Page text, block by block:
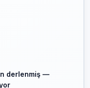
derlenmiş —